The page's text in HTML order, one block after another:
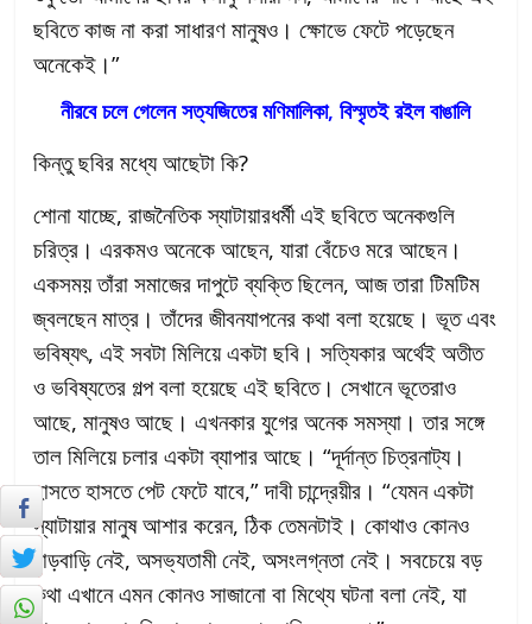
ছবিতে কাজ না করা সাধারণ মানুষও। ক্ষোভে ফেটে পড়েছেন
অনেকেই।”
নীরবে চলে গেলেন সত্যজিতের মণিমালিকা, বিস্মৃতই রইল বাঙালি
কিন্তু ছবির মধ্যে আছেটা কি?
শোনা যাচ্ছে, রাজনৈতিক স্যাটায়ারধর্মী এই ছবিতে অনেকগুলি
চরিত্র। এরকমও অনেকে আছেন, যারা বেঁচেও মরে আছেন।
একসময় তাঁরা সমাজের দাপুটে ব্যক্তি ছিলেন, আজ তারা টিমটিম
জ্বলছেন মাত্র। তাঁদের জীবনযাপনের কথা বলা হয়েছে। ভূত এবং
ভবিষ্যৎ, এই সবটা মিলিয়ে একটা ছবি। সত্যিকার অর্থেই অতীত
ও ভবিষ্যতের গল্প বলা হয়েছে এই ছবিতে। সেখানে ভূতেরাও
আছে, মানুষও আছে। এখনকার যুগের অনেক সমস্যা। তার সঙ্গে
তাল মিলিয়ে চলার একটা ব্যাপার আছে। “দূর্দান্ত চিত্রনাট্য।
হাসতে হাসতে পেট ফেটে যাবে,” দাবী চান্দ্রেয়ীর। “যেমন একটা
স্যাটায়ার মানুষ আশার করেন, ঠিক তেমনটাই। কোথাও কোনও
বাড়বাড়ি নেই, অসভ্যতামী নেই, অসংলগ্নতা নেই। সবচেয়ে বড়
কথা এখানে এমন কোনও সাজানো বা মিথ্যে ঘটনা বলা নেই, যা